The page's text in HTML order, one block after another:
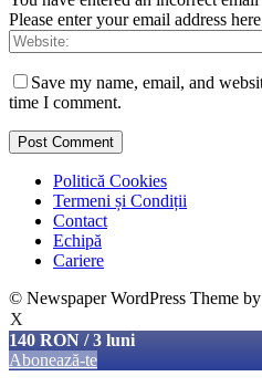
Please enter your email address here
Save my name, email, and
time I comment.
Politică Cookies
Termeni și Condiții
Contact
Echipă
Cariere
© Newspaper WordPress Theme
X
140 RON / 3 luni
Abonează-te